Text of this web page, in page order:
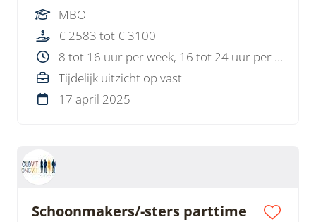
MBO
€ 2583 tot € 3100
8 tot 16 uur per week, 16 tot 24 uur per week
Tijdelijk uitzicht op vast
17 april 2025
Schoonmakers/-sters parttime